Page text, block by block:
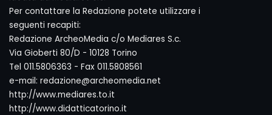
Per contattare la Redazione potete utilizzare i
seguenti recapiti:
Redazione ArcheoMedia c/o Mediares S.c.
Via Gioberti 80/D - 10128 Torino
Tel 011.5806363 - Fax 011.5808561
e-mail: redazione@archeomedia.net
http://www.mediares.to.it
http://www.didatticatorino.it